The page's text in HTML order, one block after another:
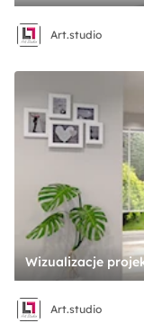
Art.studio
Art.studio